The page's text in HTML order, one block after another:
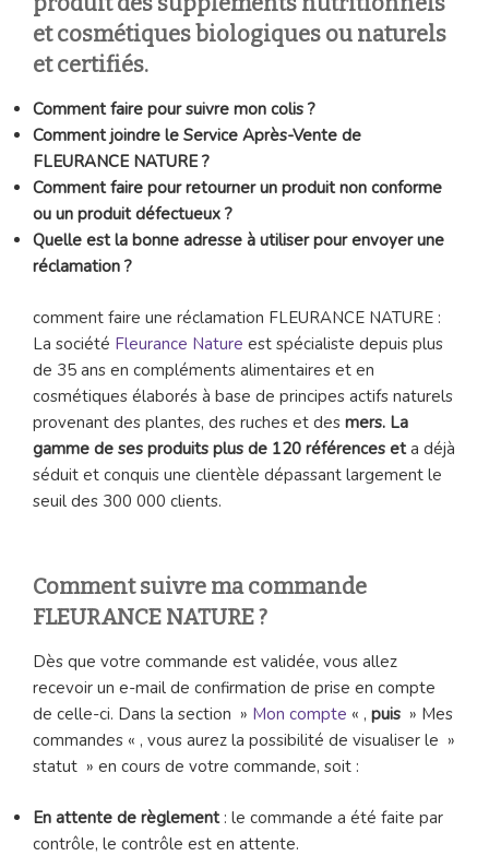
et cosmétiques biologiques ou naturels
et certifiés.
Comment faire pour suivre mon colis ?
Comment joindre le Service Après-Vente de
FLEURANCE NATURE ?
Comment faire pour retourner un produit non conforme
ou un produit défectueux ?
Quelle est la bonne adresse à utiliser pour envoyer une
réclamation ?
comment faire une réclamation FLEURANCE NATURE :
La société Fleurance Nature est spécialiste depuis plus
de 35 ans en compléments alimentaires et en
cosmétiques élaborés à base de principes actifs naturels
provenant des plantes, des ruches et des mers. La
gamme de ses produits plus de 120 références eta déjà
séduit et conquis une clientèle dépassant largement le
seuil des 300 000 clients.
Comment suivre ma commande
FLEURANCE NATURE ?
Dès que votre commande est validée, vous allez
recevoir un e-mail de confirmation de prise en compte
de celle-ci. Dans la section » Mon compte « , puis » Mes
commandes « , vous aurez la possibilité de visualiser le »
statut » en cours de votre commande, soit :
En attente de règlement: le commande a été faite par
contrôle, le contrôle est en attente.